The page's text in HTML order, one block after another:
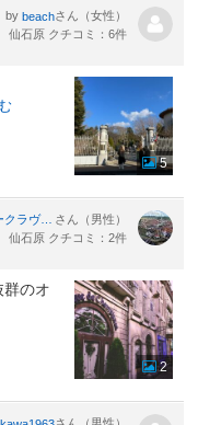
by beachさん（女性）
仙石原 クチコミ：6件
5
ハンマークラヴィーア
さん（男性）
仙石原 クチコミ：2件
群のオ
2